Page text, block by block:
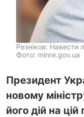
Резніков: Навести
Фото: minre.gov.ua
Президент
новому
його дій на